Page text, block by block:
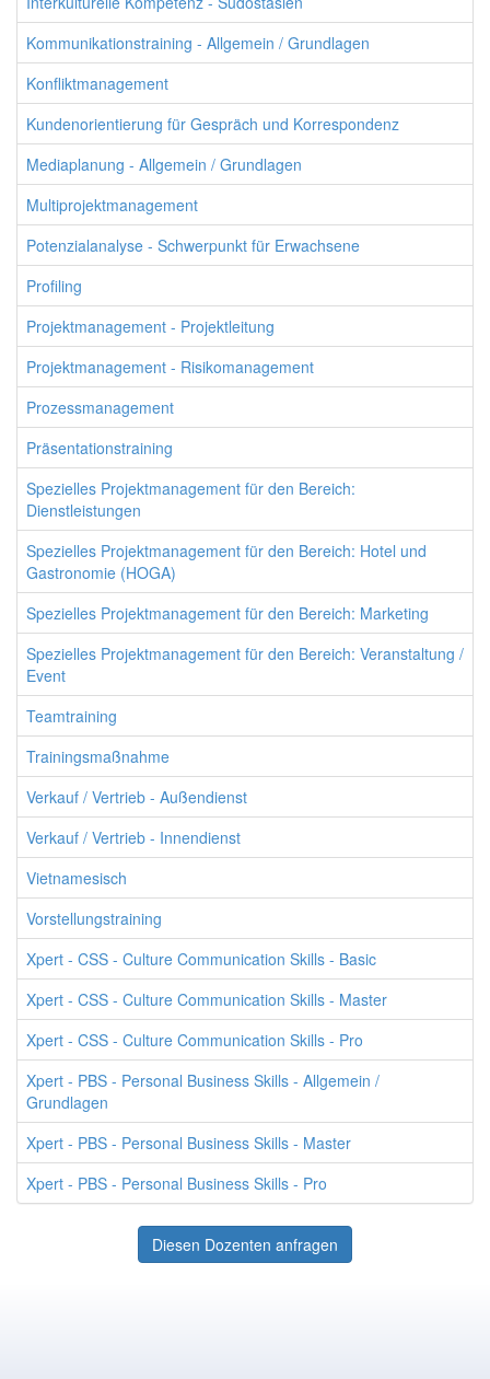
Kommunikationstraining - Allgemein / Grundlagen
Konfliktmanagement
Kundenorientierung für Gespräch und Korrespondenz
Mediaplanung - Allgemein / Grundlagen
Multiprojektmanagement
Potenzialanalyse - Schwerpunkt für Erwachsene
Profiling
Projektmanagement - Projektleitung
Projektmanagement - Risikomanagement
Prozessmanagement
Präsentationstraining
Spezielles Projektmanagement für den Bereich:
Dienstleistungen
Spezielles Projektmanagement für den Bereich: Hotel und
Gastronomie (HOGA)
Spezielles Projektmanagement für den Bereich: Marketing
Spezielles Projektmanagement für den Bereich: Veranstaltung /
Event
Teamtraining
Trainingsmaßnahme
Verkauf / Vertrieb - Außendienst
Verkauf / Vertrieb - Innendienst
Vietnamesisch
Vorstellungstraining
Xpert - CSS - Culture Communication Skills - Basic
Xpert - CSS - Culture Communication Skills - Master
Xpert - CSS - Culture Communication Skills - Pro
Xpert - PBS - Personal Business Skills - Allgemein /
Grundlagen
Xpert - PBS - Personal Business Skills - Master
Xpert - PBS - Personal Business Skills - Pro
Diesen Dozenten anfragen